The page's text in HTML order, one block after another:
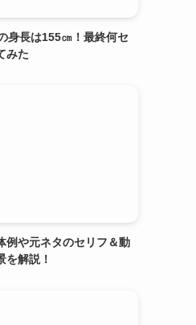
身長は155㎝！最終何セ
みた
例や元ネタのセリフ＆動
を解説！